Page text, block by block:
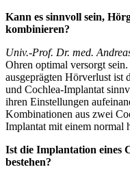
Kann es sinnvoll sein,
kombinieren?
Univ.-Prof. Dr. med.
Ohren optimal versorgt
ausgeprägten Hörverlust ist
und Cochlea-Implantat
ihren Einstellungen
Kombinationen aus zwei
Implantat mit einem normal
Ist die Implantation eines
bestehen?